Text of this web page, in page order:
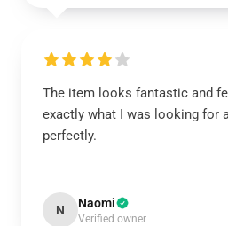
The item looks fantastic and
exactly what I was looking for
perfectly.
N Naomi
Verified owner